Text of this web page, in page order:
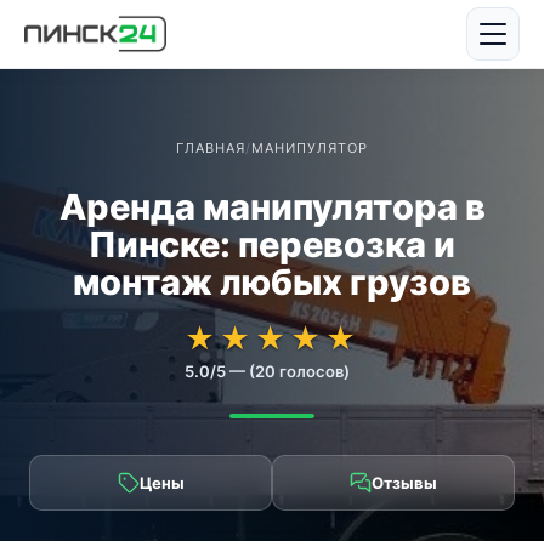
ГЛАВНАЯ/ МАНИПУЛЯТОР
Аренда манипулятора в
Пинске: перевозка и
монтаж любых грузов
★★★★★
★★★★★
★★ ★★★
5.0/5 — (20 голосов)
Цены Отзывы